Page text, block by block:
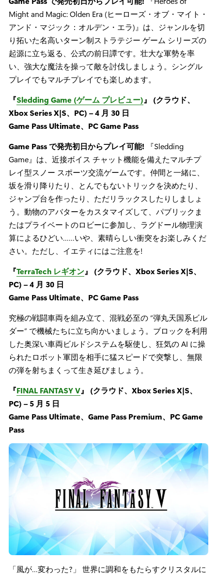
Might and Magic: Olden Era (ヒーローズ・オブ・マイト・
アンド・マジック：オルデン・エラ)』は、ジャンルを切
り拓いた名高いターン制ストラテジー ゲーム シリーズの
起源に立ち返る、公式の前日譚です。壮大な軍勢を率
い、強大な魔法を操って敵を討伐しましょう。シングル
プレイでもマルチプレイでも楽しめます。
『Sledding Game (ゲーム プレビュー) 』 (クラウド、
Xbox Series X|S、PC) – 4 月 30 日
Game Pass Ultimate、PC Game Pass
Game Pass で発売初日からプレイ可能!
『Sledding
Game』は、近接ボイス チャット機能を備えたマルチプ
レイ型スノー スポーツ交流ゲームです。仲間と一緒に、
坂を滑り降りたり、とんでもないトリックを決めたり、
ジャンプ台を作ったり、ただリラックスしたりしましょ
う。動物のアバターをカスタマイズして、パブリックま
たはプライベートのロビーに参加し、ラグドール物理演
算によるひどい……いや、素晴らしい衝突をお楽しみくだ
さい。ただし、イエティにはご注意を!
『TerraTech レギオン』 (クラウド、Xbox Series X|S、
PC) – 4 月 30 日
Game Pass Ultimate、PC Game Pass
究極の戦闘車両を組み立て、混戦必至の “弾丸天国系ビル
ダー” で機械たちに立ち向かいましょう。ブロックを利用
した奥深い車両ビルドシステムを駆使し、狂気の AI に操
られたロボット軍団を相手に猛スピードで突撃し、無限
の弾を射ちまくって生き延びましょう。
『FINAL FANTASY V』 (クラウド、Xbox Series X|S、
PC) – 5 月 5 日
Game Pass Ultimate、Game Pass Premium、PC Game
Pass
「風が…変わった?」 世界に調和をもたらすクリスタルに